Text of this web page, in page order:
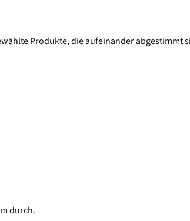
Produkte, die aufeinander abgestimmt
durch.